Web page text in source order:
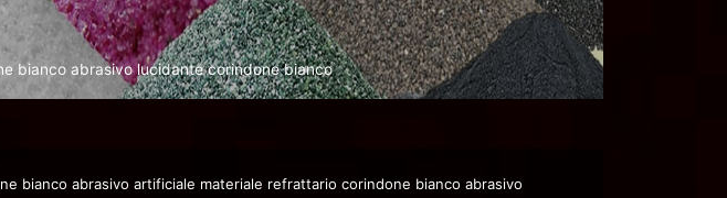
bianco abrasivo lucidante corindone bianco
bianco abrasivo artificiale materiale refrattario corindone bianco abrasivo